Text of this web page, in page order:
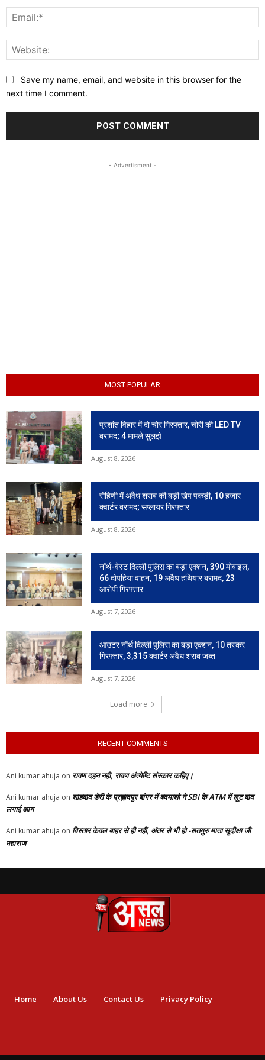
Save my name, email, and website in this browser for the
next time I comment.
- Advertisment -
MOST POPULAR
प्रशांत विहार में दो चोर गिरफ्तार, चोरी की LED TV
बरामद; 4 मामले सुलझे
August 8, 2026
रोहिणी में अवैध शराब की बड़ी खेप पकड़ी, 10 हजार
क्वार्टर बरामद; सप्लायर गिरफ्तार
August 8, 2026
नॉर्थ-वेस्ट दिल्ली पुलिस का बड़ा एक्शन, 390 मोबाइल,
66 दोपहिया वाहन, 19 अवैध हथियार बरामद, 23
आरोपी गिरफ्तार
August 7, 2026
आउटर नॉर्थ दिल्ली पुलिस का बड़ा एक्शन, 10 तस्कर
गिरफ्तार, 3,315 क्वार्टर अवैध शराब जब्त
August 7, 2026
Load more
RECENT COMMENTS
Ani kumar ahuja on रावण दहन नही, रावण अंत्येष्टि संस्कार कहिए।
Ani kumar ahuja on शाहबाद डेरी के प्रह्लादपुर बांगर में बदमाशो ने SBI के ATM में लूट बाद
लगाई आग
Ani kumar ahuja on विस्तार केवल बाहर से ही नहीं, अंतर से भी हो -सतगुरु माता सुदीक्षा जी
महाराज
Home About Us Contact Us Privacy Policy